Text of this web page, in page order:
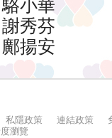
私隱政策 連結政策
瀏覽